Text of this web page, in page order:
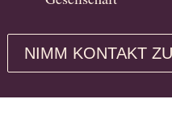
NIMM KONTAKT